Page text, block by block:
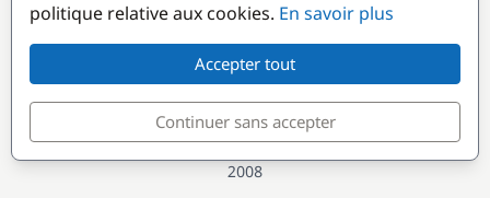
© GlobeSailor
Croisières & Location de bateaux depuis
2008
politique relative aux cookies. En savoir plus
Accepter tout
Continuer sans accepter